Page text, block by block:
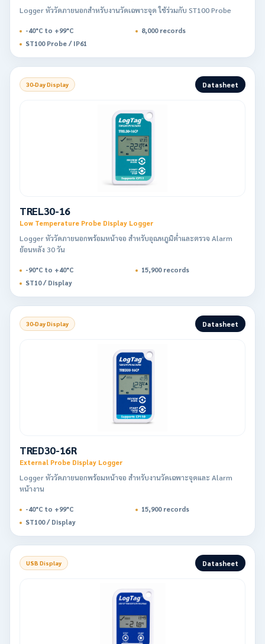
Logger หัววัดภายนอกสำหรับงานวัดเฉพาะจุด ใช้ร่วมกับ ST100 Probe
-40°C to +99°C
8,000 records
ST100 Probe / IP61
30-Day Display Datasheet
TREL30-16
Low Temperature Probe Display Logger
Logger หัววัดภายนอกพร้อมหน้าจอ สำหรับอุณหภูมิต่ำและตรวจ Alarm
ย้อนหลัง 30 วัน
-90°C to +40°C
15,900 records
ST10 / Display
30-Day Display Datasheet
TRED30-16R
External Probe Display Logger
Logger หัววัดภายนอกพร้อมหน้าจอ สำหรับงานวัดเฉพาะจุดและ Alarm
หน้างาน
-40°C to +99°C
15,900 records
ST100 / Display
USB Display Datasheet